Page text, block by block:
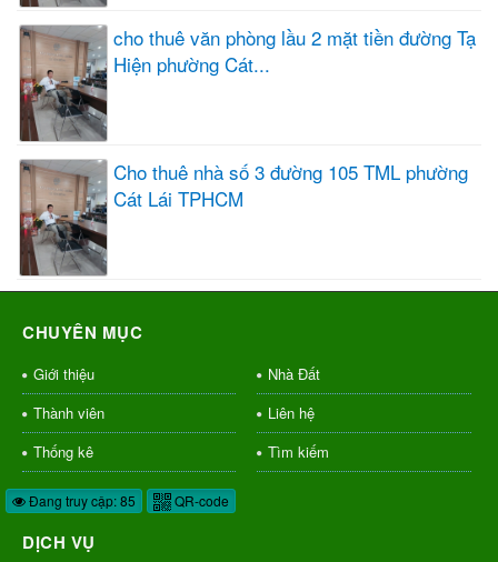
cho thuê văn phòng lầu 2 mặt tiền đường Tạ
Hiện phường Cát...
Cho thuê nhà số 3 đường 105 TML phường
Cát Lái TPHCM
CHUYÊN MỤC
Giới thiệu
Nhà Đất
Thành viên
Liên hệ
Thống kê
Tìm kiếm
Đang truy cập: 85 QR-code
DỊCH VỤ